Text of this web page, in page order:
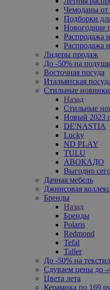
Чемоданы от
Подборки
Новогодние
Распродажа
Распродажа
Лидеры продаж
До -50% на
Восточная посуда
Итальянская
Стильные новинки
Назад
Стильные
Новый 2023
DE'NASTIA
Lucky
ND PLAY
TULU
АВОКАДО
Выгодно
Дачная мебель
Джинсовая
Бренды
Назад
Бренды
Polaris
Redmond
Tefal
Taller
До -50% на
Сдуваем цены до -
Цвета лета
Керамика по 169